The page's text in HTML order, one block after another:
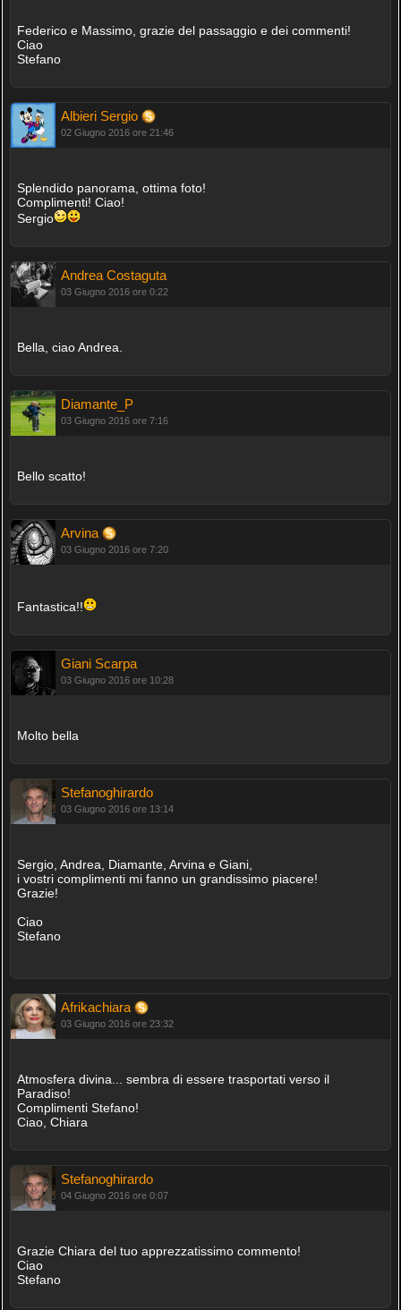
Federico e Massimo, grazie del passaggio e dei commenti!
Ciao
Stefano
Albieri Sergio
02 Giugno 2016 ore 21:46
Splendido panorama, ottima foto!
Complimenti! Ciao!
Sergio
Andrea Costaguta
03 Giugno 2016 ore 0:22
Bella, ciao Andrea.
Diamante_P
03 Giugno 2016 ore 7:16
Bello scatto!
Arvina
03 Giugno 2016 ore 7:20
Fantastica!!
Giani Scarpa
03 Giugno 2016 ore 10:28
Molto bella
Stefanoghirardo
03 Giugno 2016 ore 13:14
Sergio, Andrea, Diamante, Arvina e Giani,
i vostri complimenti mi fanno un grandissimo piacere!
Grazie!
Ciao
Stefano
Afrikachiara
03 Giugno 2016 ore 23:32
Atmosfera divina... sembra di essere trasportati verso il
Paradiso!
Complimenti Stefano!
Ciao, Chiara
Stefanoghirardo
04 Giugno 2016 ore 0:07
Grazie Chiara del tuo apprezzatissimo commento!
Ciao
Stefano